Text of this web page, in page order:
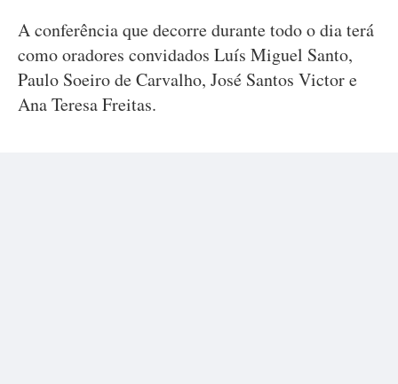
A conferência que decorre durante todo o dia terá
como oradores convidados Luís Miguel Santo,
Paulo Soeiro de Carvalho, José Santos Victor e
Ana Teresa Freitas.